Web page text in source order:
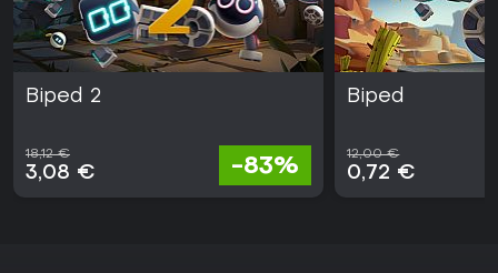
Biped 2
18,12 €
3,08 € -83%
Biped
12,00 €
0,72 €